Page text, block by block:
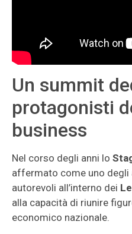
Un summit
protagonisti
business
Nel corso degli anni lo
affermato come uno degli
autorevoli all’interno dei
alla capacità di riunire
economico nazionale.